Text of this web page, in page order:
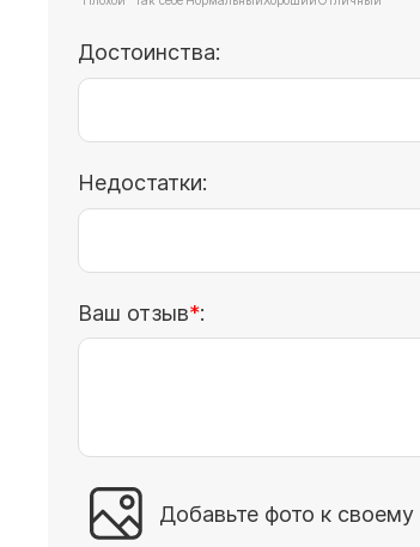
Достоинства:
Недостатки:
Ваш отзыв :
Добавьте фото к